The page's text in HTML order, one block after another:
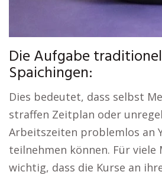
Die Aufgabe
Spaichingen:
Dies bedeutet, dass selbst
straffen Zeitplan oder
Arbeitszeiten problemlos an
teilnehmen können. Für viele
wichtig, dass die Kurse an